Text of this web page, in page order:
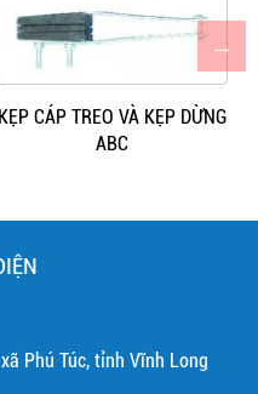
KẸP CÁP TREO VÀ KẸP DỪNG
ABC
Phú Túc, tỉnh Vĩnh Long